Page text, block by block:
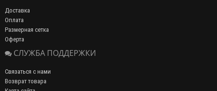
Доставка
Оплата
Размерная сетка
Оферта
СЛУЖБА ПОДДЕРЖКИ
Связаться с нами
Возврат товара